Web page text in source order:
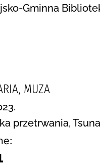
Gminna
MUZA
przetrwania,